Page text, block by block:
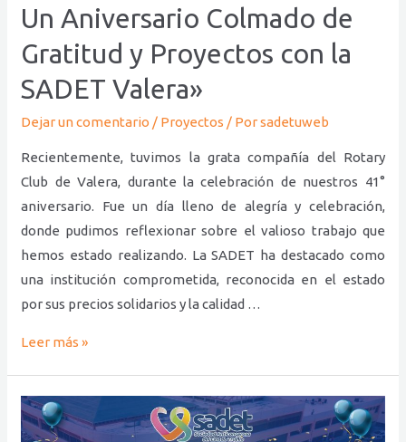
Un Aniversario Colmado de
Gratitud y Proyectos con la
SADET Valera»
Dejar un comentario / Proyectos / Porsadetuweb
Recientemente, tuvimos la grata compañía del Rotary
Club de Valera, durante la celebración de nuestros 41°
aniversario. Fue un día lleno de alegría y celebración,
donde pudimos reflexionar sobre el valioso trabajo que
hemos estado realizando. La SADET ha destacado como
una institución comprometida, reconocida en el estado
por sus precios solidarios y la calidad …
y
con
la
Valera»
Leer más »
LOS
41